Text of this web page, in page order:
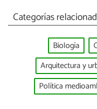
Categorías
Biología
Arquitectura y
Política